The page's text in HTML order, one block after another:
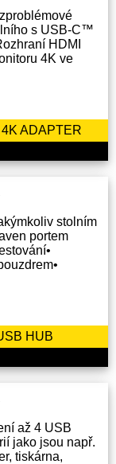
s USB-C™
HDMI
4K ve
ADAPTER
stolním
portem
HUB
až 4 USB
jako jsou např.
tiskárna,